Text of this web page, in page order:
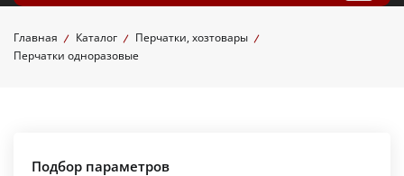
Главная Каталог
Перчатки, хозтовары
Перчатки одноразовые
Подбор параметров